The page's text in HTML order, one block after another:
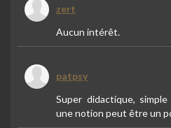
zert
Aucun intérêt.
patpsy
Super didactique,
une notion peut être un